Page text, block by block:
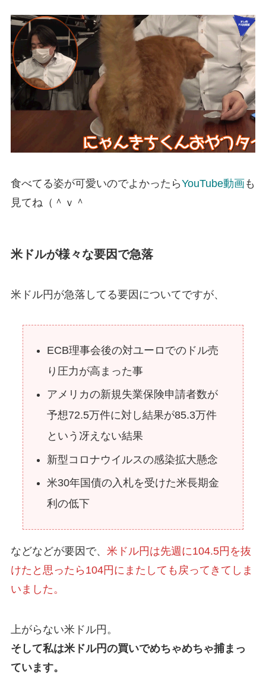
食べてる姿が可愛いのでよかったらYouTube動画も
見てね（＾ｖ＾
米ドルが様々な要因で急落
米ドル円が急落してる要因についてですが、
ECB理事会後の対ユーロでのドル売
り圧力が高まった事
アメリカの新規失業保険申請者数が
予想72.5万件に対し結果が85.3万件
という冴えない結果
新型コロナウイルスの感染拡大懸念
米30年国債の入札を受けた米長期金
利の低下
などなどが要因で、 米ドル円は先週に104.5円を抜
けたと思ったら104円にまたしても戻ってきてしま
いました。
上がらない米ドル円。
そして私は米ドル円の買いでめちゃめちゃ捕まっ
ています。